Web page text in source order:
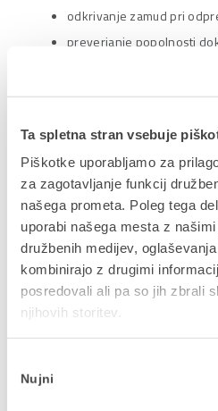
Ta spletna stran vsebuje
Piškotke uporabljamo za
za zagotavljanje funkcij
našega prometa. Poleg tega
uporabi našega mesta z
družbenih medijev,
kombinirajo z drugimi
posredovali ali pa so jih zbrali
njihovih storitev.
soglasja
Nujni
odkrivanje zamud pri
preverjanje popolnosti
učinkovitejše
Poslovne
Večja preglednost nad
naročanja
Hiter pregled odprtih in
Enostavno spremljanje
Takojšnji vpogled v
odpremne dokumente in
Manj operativnega
Boljša podpora pri